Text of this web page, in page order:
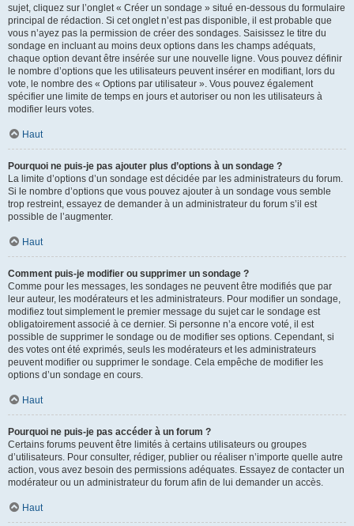
sujet, cliquez sur l’onglet « Créer un sondage » situé en-dessous du formulaire
principal de rédaction. Si cet onglet n’est pas disponible, il est probable que
vous n’ayez pas la permission de créer des sondages. Saisissez le titre du
sondage en incluant au moins deux options dans les champs adéquats,
chaque option devant être insérée sur une nouvelle ligne. Vous pouvez définir
le nombre d’options que les utilisateurs peuvent insérer en modifiant, lors du
vote, le nombre des « Options par utilisateur ». Vous pouvez également
spécifier une limite de temps en jours et autoriser ou non les utilisateurs à
modifier leurs votes.
Haut
Pourquoi ne puis-je pas ajouter plus d’options à un sondage ?
La limite d’options d’un sondage est décidée par les administrateurs du forum.
Si le nombre d’options que vous pouvez ajouter à un sondage vous semble
trop restreint, essayez de demander à un administrateur du forum s’il est
possible de l’augmenter.
Haut
Comment puis-je modifier ou supprimer un sondage ?
Comme pour les messages, les sondages ne peuvent être modifiés que par
leur auteur, les modérateurs et les administrateurs. Pour modifier un sondage,
modifiez tout simplement le premier message du sujet car le sondage est
obligatoirement associé à ce dernier. Si personne n’a encore voté, il est
possible de supprimer le sondage ou de modifier ses options. Cependant, si
des votes ont été exprimés, seuls les modérateurs et les administrateurs
peuvent modifier ou supprimer le sondage. Cela empêche de modifier les
options d’un sondage en cours.
Haut
Pourquoi ne puis-je pas accéder à un forum ?
Certains forums peuvent être limités à certains utilisateurs ou groupes
d’utilisateurs. Pour consulter, rédiger, publier ou réaliser n’importe quelle autre
action, vous avez besoin des permissions adéquates. Essayez de contacter un
modérateur ou un administrateur du forum afin de lui demander un accès.
Haut